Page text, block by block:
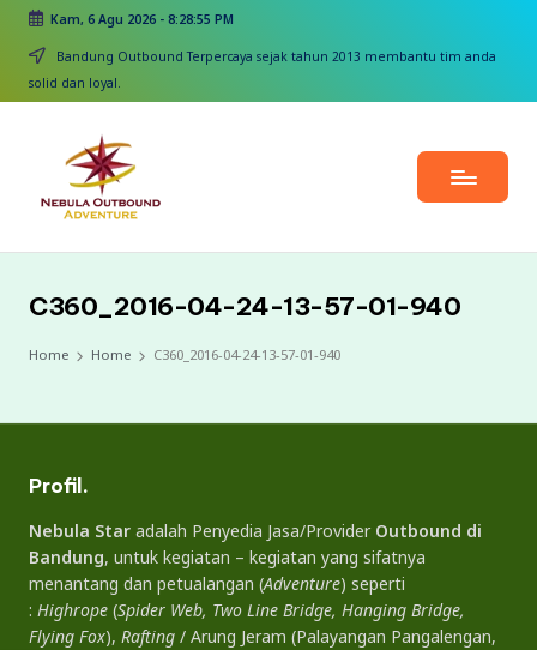
Skip
content
Kam, 6 Agu 2026- 8:28:55 PM
Bandung Outbound Terpercaya sejak tahun 2013 membantu tim anda
solid dan loyal.
C360_2016-04-24-13-57-01-940
Home Home C360_2016-04-24-13-57-01-940
Profil.
Nebula Star adalah Penyedia Jasa/Provider Outbound di
Bandung, untuk kegiatan – kegiatan yang sifatnya
menantang dan petualangan (Adventure) seperti
: Highrope (Spider Web, Two Line Bridge, Hanging Bridge,
Flying Fox), Rafting / Arung Jeram (Palayangan Pangalengan,